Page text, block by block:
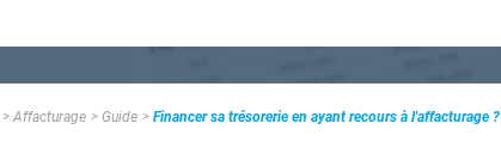
Affacturage Guide Financer sa trésorerie en ayant recours à l'affacturage ?